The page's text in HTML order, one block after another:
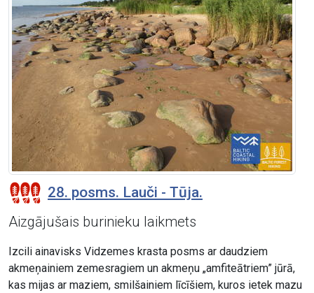
28. posms. Lauči - Tūja.
Aizgājušais burinieku laikmets
Izcili ainavisks Vidzemes krasta posms ar daudziem
akmeņainiem zemesragiem un akmeņu „amfiteātriem” jūrā,
kas mijas ar maziem, smilšainiem līcīšiem, kuros ietek mazu